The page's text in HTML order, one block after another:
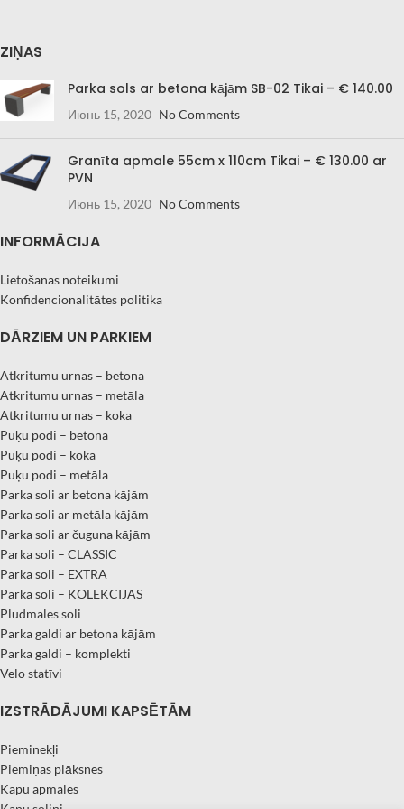
ZIŅAS
Parka sols ar betona kājām SB-02 Tikai – € 140.00
Июнь 15, 2020 No Comments
Granīta apmale 55cm x 110cm Tikai – € 130.00 ar
PVN
Июнь 15, 2020 No Comments
INFORMĀCIJA
Lietošanas noteikumi
Konfidencionalitātes politika
DĀRZIEM UN PARKIEM
Atkritumu urnas – betona
Atkritumu urnas – metāla
Atkritumu urnas – koka
Puķu podi – betona
Puķu podi – koka
Puķu podi – metāla
Parka soli ar betona kājām
Parka soli ar metāla kājām
Parka soli ar čuguna kājām
Parka soli – CLASSIC
Parka soli – EXTRA
Parka soli – KOLEKCIJAS
Pludmales soli
Parka galdi ar betona kājām
Parka galdi – komplekti
Velo statīvi
IZSTRĀDĀJUMI KAPSĒTĀM
Pieminekļi
Piemiņas plāksnes
Kapu apmales